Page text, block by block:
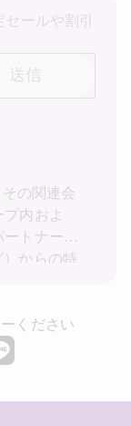
ールや割引
送信
の関連会
内およ
トナー
）からの特
確認し、
個人デ
) をダイレ
ください